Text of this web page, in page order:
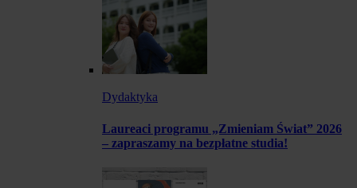
Dydaktyka
Laureaci programu „Zmieniam Świat” 2026
– zapraszamy na bezpłatne studia!